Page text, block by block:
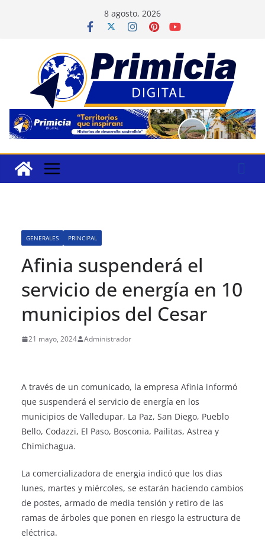
8 agosto, 2026
GENERALES PRINCIPAL
Afinia suspenderá el
servicio de energía en 10
municipios del Cesar
21 mayo, 2024 Administrador
A través de un comunicado, la empresa Afinia informó
que suspenderá el servicio de energía en los
municipios de Valledupar, La Paz, San Diego, Pueblo
Bello, Codazzi, El Paso, Bosconia, Pailitas, Astrea y
Chimichagua.
La comercializadora de energia indicó que los dias
lunes, martes y miércoles, se estarán haciendo cambios
de postes, armado de media tensión y retiro de las
ramas de árboles que ponen en riesgo la estructura de
eléctrica.